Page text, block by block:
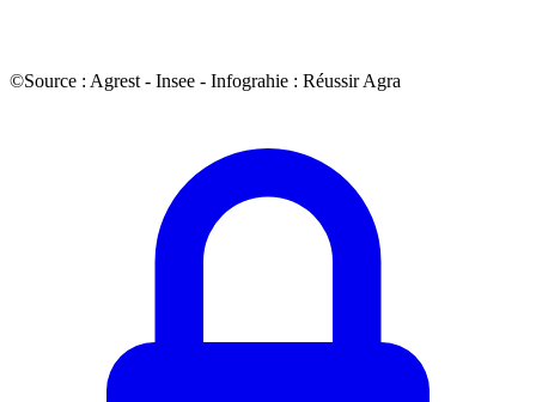
©Source : Agrest - Insee - Infograhie : Réussir Agra